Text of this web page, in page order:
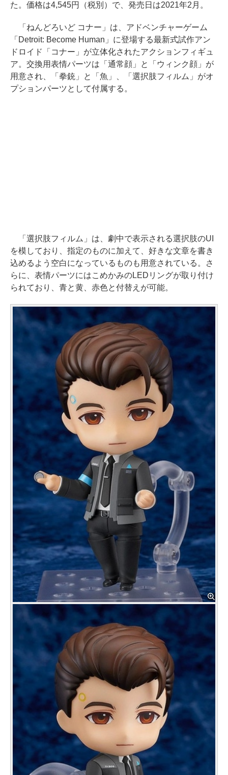
た。価格は4,545円（税別）で、発売日は2021年2月。
「ねんどろいど コナー」は、アドベンチャーゲーム
「Detroit: Become Human」に登場する最新式試作アン
ドロイド「コナー」が立体化されたアクションフィギュ
ア。交換用表情パーツは「通常顔」と「ウィンク顔」が
用意され、「拳銃」と「魚」、「選択肢フィルム」がオ
プションパーツとして付属する。
「選択肢フィルム」は、劇中で表示される選択肢のUI
を模しており、指定のものに加えて、好きな文章を書き
込めるよう空白になっているものも用意されている。さ
らに、表情パーツにはこめかみのLEDリングが取り付け
られており、青と黄、赤色と付替えが可能。